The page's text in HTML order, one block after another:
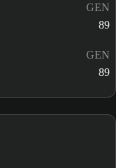
GEN
89
GEN
89